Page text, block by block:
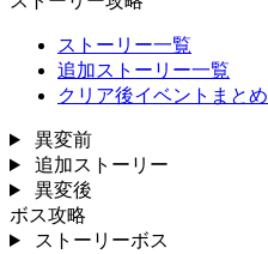
ストーリー一覧
追加ストーリー一覧
クリア後イベントまとめ
異変前
追加ストーリー
異変後
ボス攻略
ストーリーボス